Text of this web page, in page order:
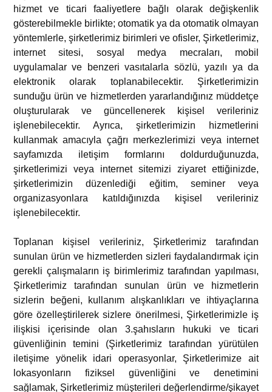
hizmet ve ticari faaliyetlere bağlı olarak değişkenlik
gösterebilmekle birlikte; otomatik ya da otomatik olmayan
yöntemlerle, şirketlerimiz birimleri ve ofisler, Şirketlerimiz,
internet sitesi, sosyal medya mecraları, mobil
uygulamalar ve benzeri vasıtalarla sözlü, yazılı ya da
elektronik olarak toplanabilecektir. Şirketlerimizin
sunduğu ürün ve hizmetlerden yararlandığınız müddetçe
oluşturularak ve güncellenerek kişisel verileriniz
işlenebilecektir. Ayrıca, şirketlerimizin hizmetlerini
kullanmak amacıyla çağrı merkezlerimizi veya internet
sayfamızda iletişim formlarını doldurduğunuzda,
şirketlerimizi veya internet sitemizi ziyaret ettiğinizde,
şirketlerimizin düzenlediği eğitim, seminer veya
organizasyonlara katıldığınızda kişisel verileriniz
işlenebilecektir.
Toplanan kişisel verileriniz, Şirketlerimiz tarafından
sunulan ürün ve hizmetlerden sizleri faydalandırmak için
gerekli çalışmaların iş birimlerimiz tarafından yapılması,
Şirketlerimiz tarafından sunulan ürün ve hizmetlerin
sizlerin beğeni, kullanım alışkanlıkları ve ihtiyaçlarına
göre özelleştirilerek sizlere önerilmesi, Şirketlerimizle iş
ilişkisi içerisinde olan 3.şahısların hukuki ve ticari
güvenliğinin temini (Şirketlerimiz tarafından yürütülen
iletişime yönelik idari operasyonlar, Şirketlerimize ait
lokasyonların fiziksel güvenliğini ve denetimini
sağlamak, Şirketlerimiz müşterileri değerlendirme/şikayet